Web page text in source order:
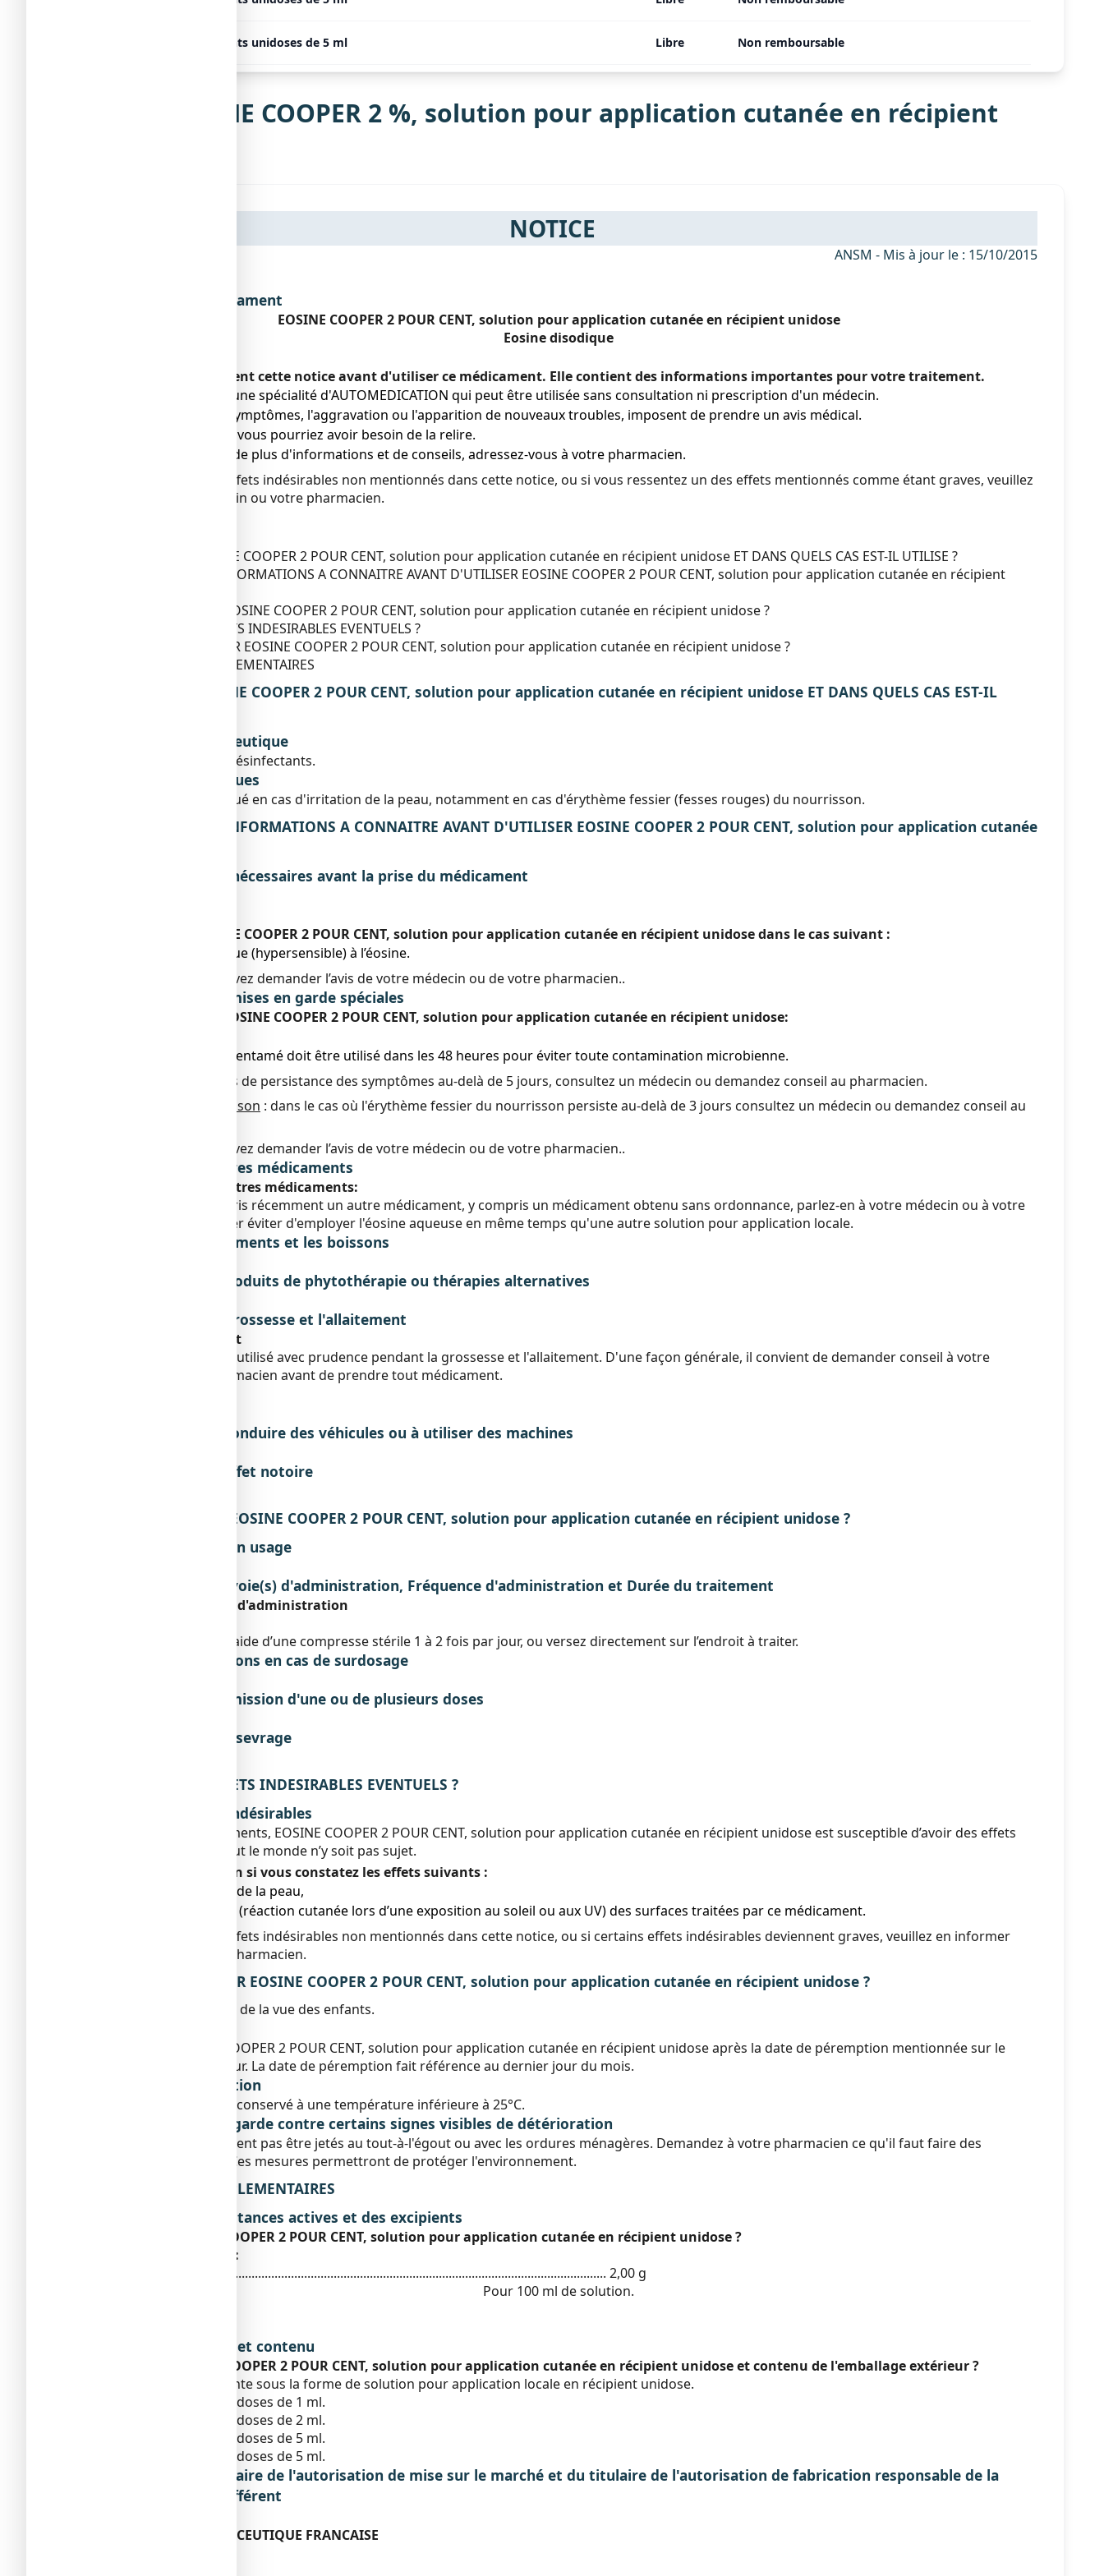
EOSINE COOPER 2 %, 96 récipients unidoses de 5 ml Libre Non remboursable
Notice de EOSINE COOPER 2 %, solution pour application cutanée en récipient
NOTICE
ANSM - Mis à jour le : 15/10/2015
Dénomination du médicament
EOSINE COOPER 2 POUR CENT, solution pour application cutanée en récipient unidose
Eosine disodique
Veuillez lire attentivement cette notice avant d'utiliser ce médicament. Elle contient des informations importantes pour votre traitement.
● Ce médicament est une spécialité d'AUTOMEDICATION qui peut être utilisée sans consultation ni prescription d'un médecin.
● La persistance des symptômes, l'aggravation ou l'apparition de nouveaux troubles, imposent de prendre un avis médical.
● Gardez cette notice, vous pourriez avoir besoin de la relire.
● Si vous avez besoin de plus d'informations et de conseils, adressez-vous à votre pharmacien.
Si vous remarquez des effets indésirables non mentionnés dans cette notice, ou si vous ressentez un des effets mentionnés comme étant graves, veuillez
en informer votre médecin ou votre pharmacien.
1. QU'EST-CE QUE EOSINE COOPER 2 POUR CENT, solution pour application cutanée en récipient unidose ET DANS QUELS CAS EST-IL UTILISE ?
2. QUELLES SONT LES INFORMATIONS A CONNAITRE AVANT D'UTILISER EOSINE COOPER 2 POUR CENT, solution pour application cutanée en récipient
3. COMMENT UTILISER EOSINE COOPER 2 POUR CENT, solution pour application cutanée en récipient unidose ?
4. QUELS SONT LES EFFETS INDESIRABLES EVENTUELS ?
5. COMMENT CONSERVER EOSINE COOPER 2 POUR CENT, solution pour application cutanée en récipient unidose ?
6. INFORMATIONS SUPPLEMENTAIRES
1. QU'EST-CE QUE EOSINE COOPER 2 POUR CENT, solution pour application cutanée en récipient unidose ET DANS QUELS CAS EST-IL
Classe pharmacothérapeutique
Autres antiseptiques et désinfectants.
Indications thérapeutiques
Ce médicament est indiqué en cas d'irritation de la peau, notamment en cas d'érythème fessier (fesses rouges) du nourrisson.
2. QUELLES SONT LES INFORMATIONS A CONNAITRE AVANT D'UTILISER EOSINE COOPER 2 POUR CENT, solution pour application cutanée
Liste des informations nécessaires avant la prise du médicament
N'utilisez jamais EOSINE COOPER 2 POUR CENT, solution pour application cutanée en récipient unidose dans le cas suivant :
● Si vous êtes allergique (hypersensible) à l’éosine.
En cas de doute, vous devez demander l’avis de votre médecin ou de votre pharmacien..
Précautions d'emploi ; mises en garde spéciales
Faites attention avec EOSINE COOPER 2 POUR CENT, solution pour application cutanée en récipient unidose:
● Tout flacon unidose entamé doit être utilisé dans les 48 heures pour éviter toute contamination microbienne.
: en cas de persistance des symptômes au-delà de 5 jours, consultez un médecin ou demandez conseil au pharmacien.
Fesses rouges du nourrisson : dans le cas où l'érythème fessier du nourrisson persiste au-delà de 3 jours consultez un médecin ou demandez conseil au
En cas de doute, vous devez demander l’avis de votre médecin ou de votre pharmacien..
Interactions avec d'autres médicaments
Prise ou utilisation d'autres médicaments:
Si vous prenez ou avez pris récemment un autre médicament, y compris un médicament obtenu sans ordonnance, parlez-en à votre médecin ou à votre
pharmacien. En particulier éviter d'employer l'éosine aqueuse en même temps qu'une autre solution pour application locale.
Interactions avec les aliments et les boissons
Interactions avec les produits de phytothérapie ou thérapies alternatives
Utilisation pendant la grossesse et l'allaitement
Grossesse et allaitement
Ce médicament doit être utilisé avec prudence pendant la grossesse et l'allaitement. D'une façon générale, il convient de demander conseil à votre
médecin ou à votre pharmacien avant de prendre tout médicament.
Effets sur l'aptitude à conduire des véhicules ou à utiliser des machines
Liste des excipients à effet notoire
3. COMMENT UTILISER EOSINE COOPER 2 POUR CENT, solution pour application cutanée en récipient unidose ?
Instructions pour un bon usage
Posologie, Mode et/ou voie(s) d'administration, Fréquence d'administration et Durée du traitement
Posologie, mode et voie d'administration
Appliquez localement à l’aide d’une compresse stérile 1 à 2 fois par jour, ou versez directement sur l’endroit à traiter.
Symptômes et instructions en cas de surdosage
Instructions en cas d'omission d'une ou de plusieurs doses
Risque de syndrome de sevrage
4. QUELS SONT LES EFFETS INDESIRABLES EVENTUELS ?
Description des effets indésirables
Comme tous les médicaments, EOSINE COOPER 2 POUR CENT, solution pour application cutanée en récipient unidose est susceptible d’avoir des effets
indésirables, bien que tout le monde n’y soit pas sujet.
Avertissez votre médecin si vous constatez les effets suivants :
● éruptions localisées de la peau,
● photosensibilisation (réaction cutanée lors d’une exposition au soleil ou aux UV)des surfaces traitées par ce médicament.
Si vous remarquez des effets indésirables non mentionnés dans cette notice, ou si certains effets indésirables deviennent graves, veuillez en informer
votre médecin ou votre pharmacien.
5. COMMENT CONSERVER EOSINE COOPER 2 POUR CENT, solution pour application cutanée en récipient unidose ?
Tenir hors de la portée et de la vue des enfants.
Ne pas utiliser EOSINE COOPER 2 POUR CENT, solution pour application cutanée en récipient unidose après la date de péremption mentionnée sur le
conditionnement extérieur. La date de péremption fait référence au dernier jour du mois.
Conditions de conservation
Ce médicament doit être conservé à une température inférieure à 25°C.
Si nécessaire, mises en garde contre certains signes visibles de détérioration
Les médicaments ne doivent pas être jetés au tout-à-l'égout ou avec les ordures ménagères. Demandez à votre pharmacien ce qu'il faut faire des
médicaments inutilisés. Ces mesures permettront de protéger l'environnement.
6. INFORMATIONS SUPPLEMENTAIRES
Liste complète des substances actives et des excipients
Que contient EOSINE COOPER 2 POUR CENT, solution pour application cutanée en récipient unidose ?
:
Eosine disodique ............................................................................................................................... 2,00 g
Pour 100 ml de solution.
Forme pharmaceutique et contenu
Qu'est-ce que EOSINE COOPER 2 POUR CENT, solution pour application cutanée en récipient unidose et contenu de l'emballage extérieur ?
Ce médicament se présente sous la forme de solution pour application locale en récipient unidose.
Boîte de 15 récipients unidoses de 1 ml.
Boîte de 10 récipients unidoses de 2 ml.
Boîte de 48 récipients unidoses de 5 ml.
Boîte de 96 récipients unidoses de 5 ml.
Nom et adresse du titulaire de l'autorisation de mise sur le marché et du titulaire de l'autorisation de fabrication responsable de la
libération des lots, si différent
COOPERATION PHARMACEUTIQUE FRANCAISE